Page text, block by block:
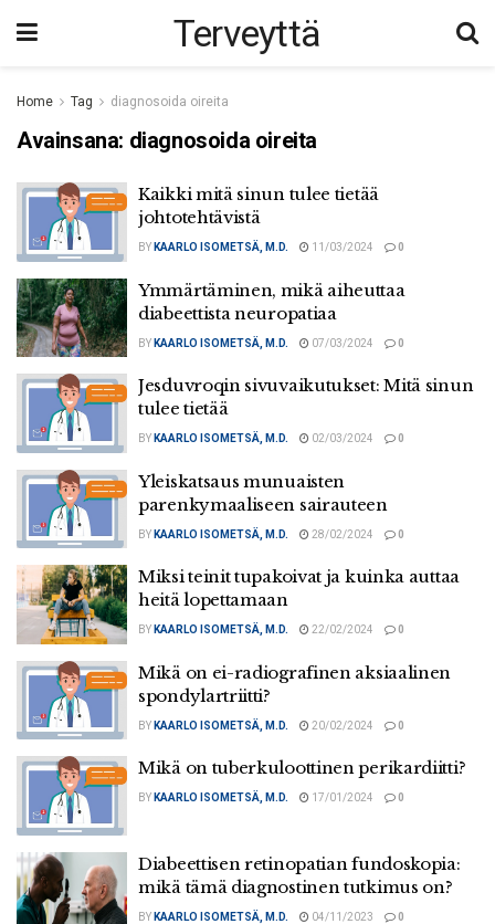
Terveyttä
Home Tag diagnosoida oireita
Avainsana: diagnosoida oireita
Kaikki mitä sinun tulee tietää
johtotehtävistä
BY KAARLO ISOMETSÄ, M.D. 11/03/2024 0
Ymmärtäminen, mikä aiheuttaa
diabeettista neuropatiaa
BY KAARLO ISOMETSÄ, M.D. 07/03/2024 0
Jesduvroqin sivuvaikutukset: Mitä sinun
tulee tietää
BY KAARLO ISOMETSÄ, M.D. 02/03/2024 0
Yleiskatsaus munuaisten
parenkymaaliseen sairauteen
BY KAARLO ISOMETSÄ, M.D. 28/02/2024 0
Miksi teinit tupakoivat ja kuinka auttaa
heitä lopettamaan
BY KAARLO ISOMETSÄ, M.D. 22/02/2024 0
Mikä on ei-radiografinen aksiaalinen
spondylartriitti?
BY KAARLO ISOMETSÄ, M.D. 20/02/2024 0
Mikä on tuberkuloottinen perikardiitti?
BY KAARLO ISOMETSÄ, M.D. 17/01/2024 0
Diabeettisen retinopatian fundoskopia:
mikä tämä diagnostinen tutkimus on?
BY KAARLO ISOMETSÄ, M.D. 04/11/2023 0